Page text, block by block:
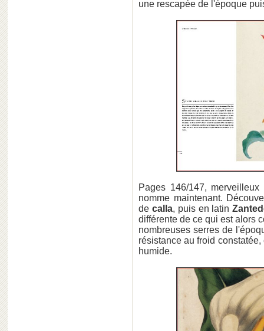
une rescapée de l'époque
Pages 146/147,
nomme maintenant.
de calla, puis en latin
différente de ce qui est alors
nombreuses serres de
résistance au froid
humide.